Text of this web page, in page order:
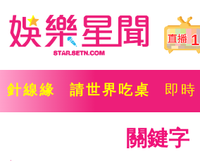
1
針線緣 請世界吃桌 即時
關鍵字